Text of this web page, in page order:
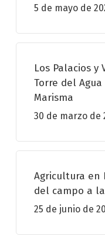
5 de mayo de
Los Palacios
Torre del
Marisma
30 de marzo de
Agricultura en
del campo a
25 de junio de